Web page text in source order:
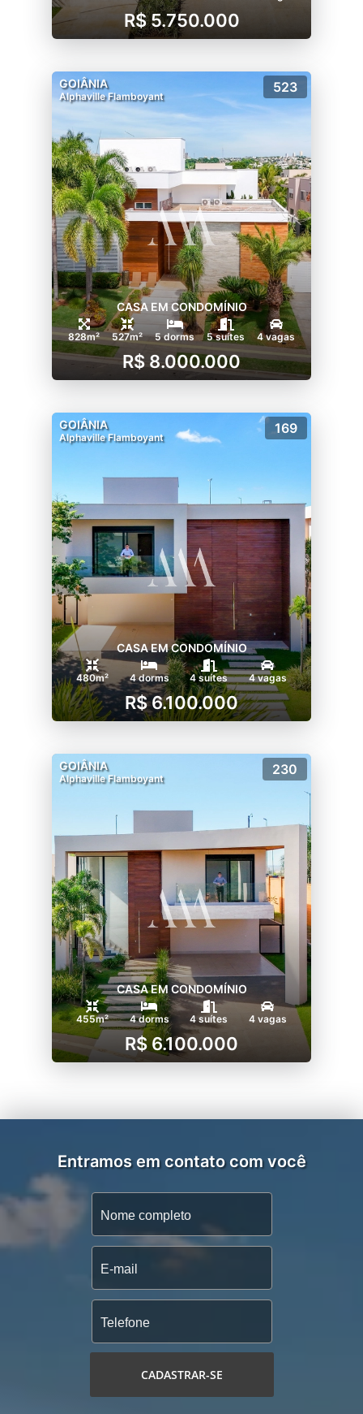
R$ 5.750.000
GOIÂNIA
Alphaville Flamboyant
523
CASA EM CONDOMÍNIO
828m² 527m² 5 dorms 5 suítes 4 vagas
R$ 8.000.000
GOIÂNIA
Alphaville Flamboyant
169
CASA EM CONDOMÍNIO
480m² 4 dorms 4 suítes 4 vagas
R$ 6.100.000
GOIÂNIA
Alphaville Flamboyant
230
CASA EM CONDOMÍNIO
455m² 4 dorms 4 suítes 4 vagas
R$ 6.100.000
Entramos em contato com você
CADASTRAR-SE